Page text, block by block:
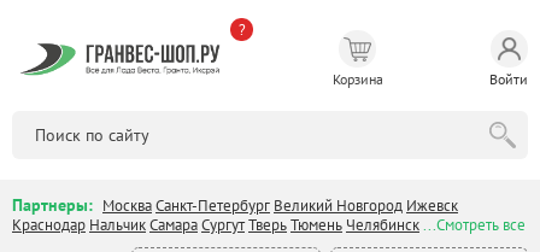
?
Корзина Войти
Партнеры: МоскваСанкт-Петербург Великий Новгород Ижевск
Краснодар НальчикСамараСургутТверьТюмень Челябинск...Смотреть все